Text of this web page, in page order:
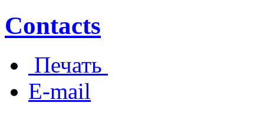
Contacts
Печать
E-mail